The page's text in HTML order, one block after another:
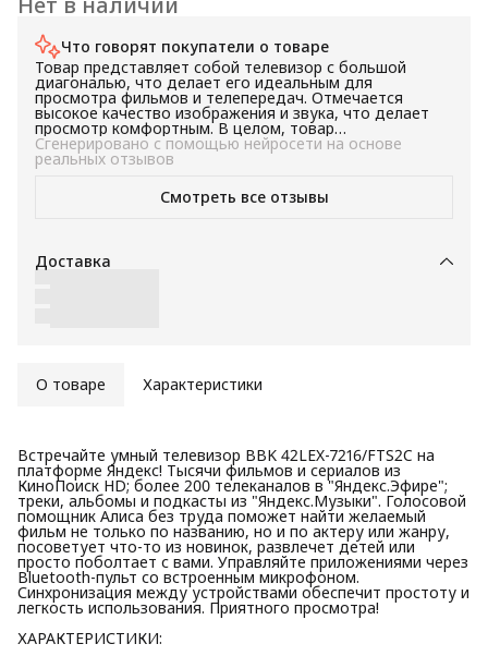
Что говорят покупатели о товаре
Товар представляет собой телевизор с большой
диагональю, что делает его идеальным для
просмотра фильмов и телепередач. Отмечается
высокое качество изображения и звука, что делает
просмотр комфортным. В целом, товар
рекомендуется для тех, кто ищет телевизор с
большим экраном.
Сгенерировано с помощью нейросети на основе
реальных отзывов
Смотреть все отзывы
Доставка
О товаре Характеристики
Встречайте умный телевизор BBK 42LEX-7216/FTS2C на
платформе Яндекс! Тысячи фильмов и сериалов из
КиноПоиск HD; более 200 телеканалов в "Яндекс.Эфире";
треки, альбомы и подкасты из "Яндекс.Музыки". Голосовой
помощник Алиса без труда поможет найти желаемый
фильм не только по названию, но и по актеру или жанру,
посоветует что-то из новинок, развлечет детей или
просто поболтает с вами. Управляйте приложениями через
Bluetooth-пульт со встроенным микрофоном.
Синхронизация между устройствами обеспечит простоту и
легкость использования. Приятного просмотра!
ХАРАКТЕРИСТИКИ: